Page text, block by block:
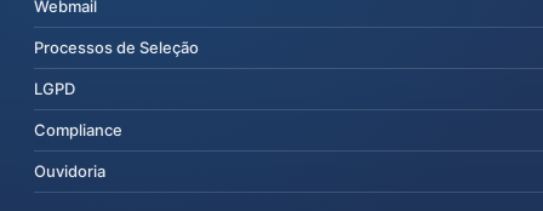
Webmail
Processos de Seleção
LGPD
Compliance
Ouvidoria